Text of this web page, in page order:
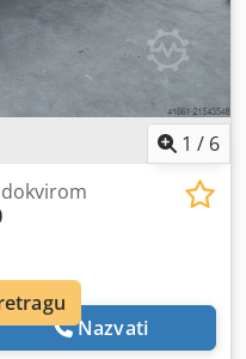
1 / 6
Nazvati